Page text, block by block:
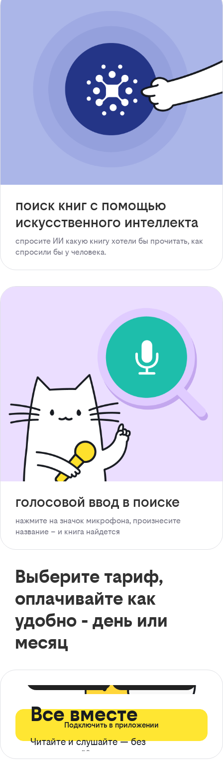
поиск книг с помощью
искусственного интеллекта
спросите ИИ какую книгу хотели бы прочитать, как
спросили бы у человека.
голосовой ввод в поиске
нажмите на значок микрофона, произнесите
название – и книга найдется
Выберите тариф,
оплачивайте как
удобно - день или
месяц
Все вместе
Читайте и слушайте — без
ограничений*
Подключить в приложении